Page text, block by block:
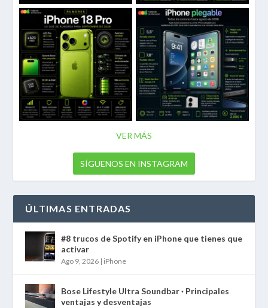
VER MÁS
SÍGUENOS EN INSTAGRAM
ÚLTIMAS ENTRADAS
#8 trucos de Spotify en iPhone que tienes que
activar
Ago 9, 2026 | iPhone
Bose Lifestyle Ultra Soundbar · Principales
ventajas y desventajas